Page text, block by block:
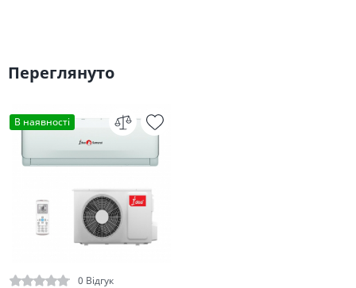
Переглянуто
В наявності
0 Відгук